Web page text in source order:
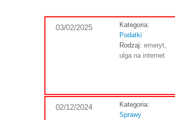
03/02/2025
Kategoria:
Podatki
Rodzaj:emeryt,
ulga na internet
02/12/2024
Kategoria:
Sprawy